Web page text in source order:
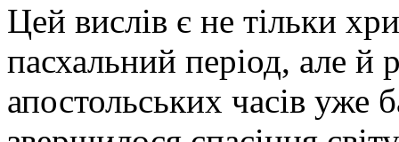
Цей вислів є не тільки
пасхальний період, але й
апостольських часів уже